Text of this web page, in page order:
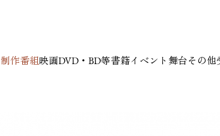
制作番組映画DVD・BD等書籍イベント 舞台その他